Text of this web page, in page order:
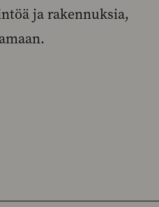
ja rakennuksia,